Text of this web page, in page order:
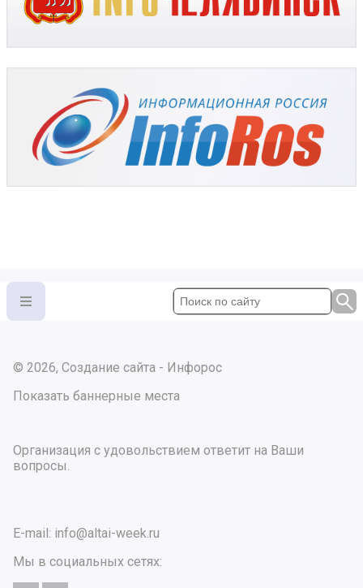
© 2026, Создание сайта - Инфорос
Показать баннерные места
Организация с удовольствием ответит на Ваши
вопросы.
E-mail: info@altai-week.ru
Мы в социальных сетях: